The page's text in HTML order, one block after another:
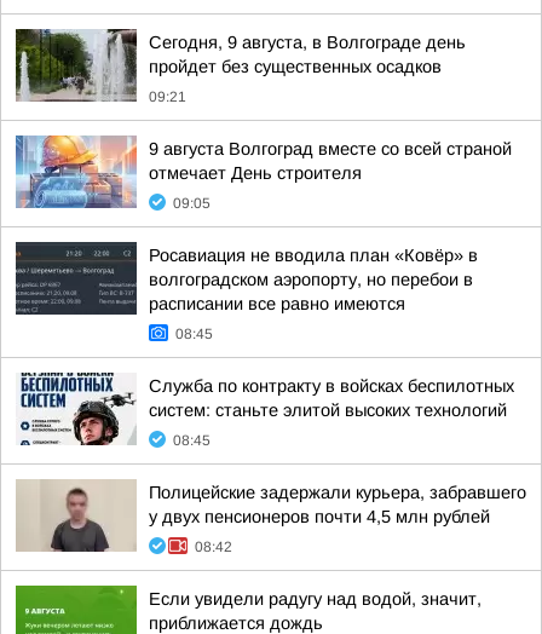
Сегодня, 9 августа, в Волгограде день
пройдет без существенных осадков
09:21
9 августа Волгоград вместе со всей страной
отмечает День строителя
09:05
Росавиация не вводила план «Ковёр» в
волгоградском аэропорту, но перебои в
расписании все равно имеются
08:45
Служба по контракту в войсках беспилотных
систем: станьте элитой высоких технологий
08:45
Полицейские задержали курьера, забравшего
у двух пенсионеров почти 4,5 млн рублей
08:42
Если увидели радугу над водой, значит,
приближается дождь